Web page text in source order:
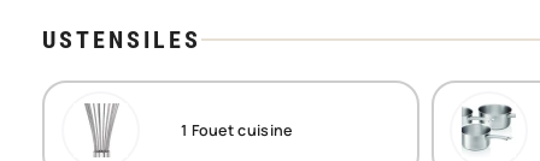
USTENSILES
1 Fouet cuisine